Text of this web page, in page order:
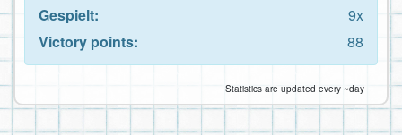
Gespielt:
9x
Victory points:
88
Statistics are updated every ~day